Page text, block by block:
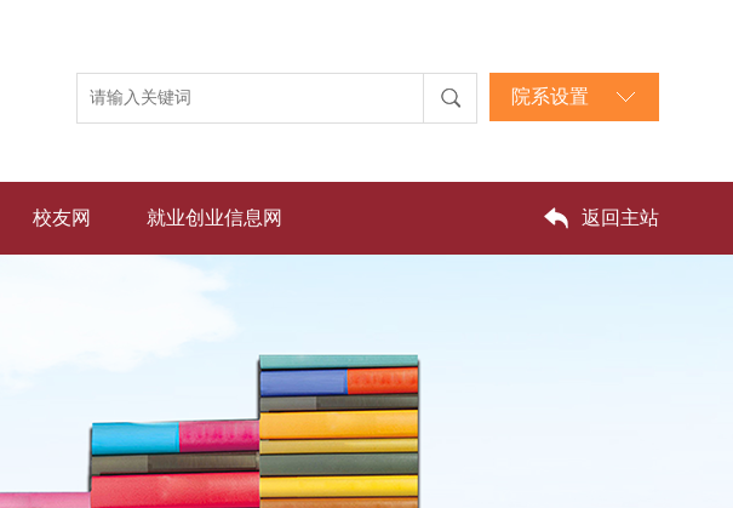
院系设置
校友网 就业创业信息网 返回主站